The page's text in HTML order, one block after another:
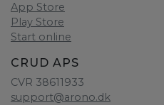
App Store
Play Store
Start online
CRUD APS
CVR 38611933
support@arono.dk